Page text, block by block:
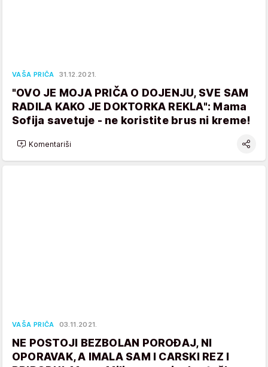
VAŠA PRIČA 31.12.2021.
"OVO JE MOJA PRIČA O DOJENJU, SVE SAM
RADILA KAKO JE DOKTORKA REKLA": Mama
Sofija savetuje - ne koristite brus ni kreme!
Komentariši
VAŠA PRIČA 03.11.2021.
NE POSTOJI BEZBOLAN POROĐAJ, NI
OPORAVAK, A IMALA SAM I CARSKI REZ I